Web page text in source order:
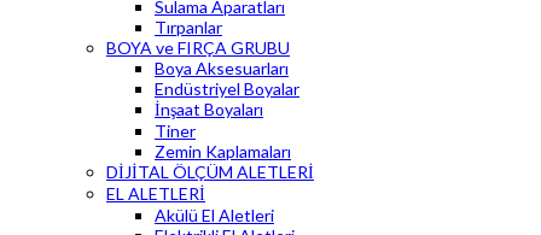
Sulama Aparatları
Tırpanlar
BOYA ve FIRÇA GRUBU
Boya Aksesuarları
Endüstriyel Boyalar
İnşaat Boyaları
Tiner
Zemin Kaplamaları
DİJİTAL ÖLÇÜM ALETLERİ
EL ALETLERİ
Akülü El Aletleri